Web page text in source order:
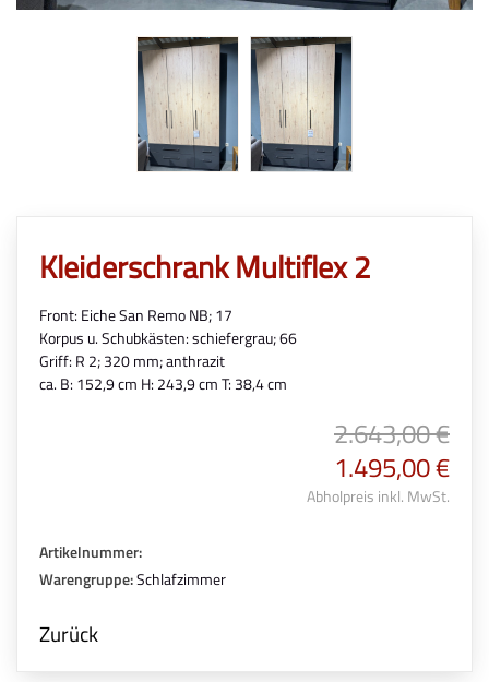
Kleiderschrank Multiflex 2
Front: Eiche San Remo NB; 17
Korpus u. Schubkästen: schiefergrau; 66
Griff: R 2; 320 mm; anthrazit
ca. B: 152,9 cm H: 243,9 cm T: 38,4 cm
2.643,00 €
1.495,00 €
Abholpreis inkl. MwSt.
Artikelnummer:
Warengruppe:Schlafzimmer
Zurück